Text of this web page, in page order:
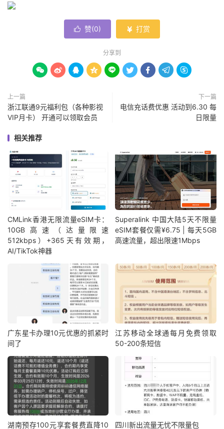
 赞(0)  打赏
分享到
        
上一篇
浙江联通9元福利包（各种影视
VIP月卡） 开通可以领取会员
下一篇
电信充话费优惠 活动到6.30 每
日限量
相关推荐
CMLink香港无限流量eSIM卡：
10GB高速（达量限速
512kbps）+365天有效期，
AI/TikTok神器
Superalink 中国大陆5天不限量
eSIM套餐仅需¥6.75 | 每天5GB
高速流量，超出限速1Mbps
广东星卡办理10元优惠的抓紧时
间了
江苏移动全球通每月免费领取
50-200条短信
湖南预存100元享套餐费直降10 四川新出流量无忧不限量包